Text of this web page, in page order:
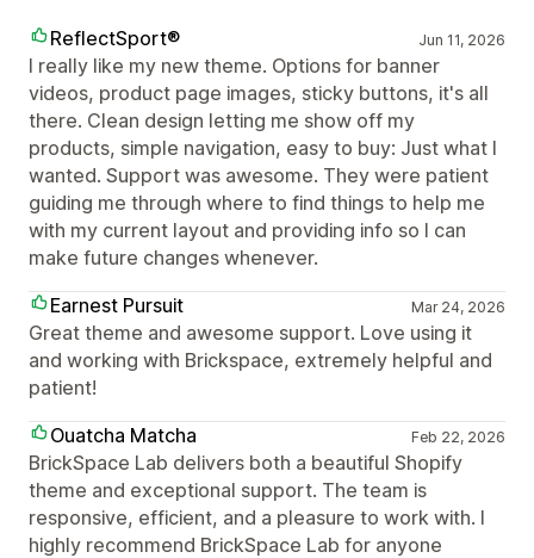
ReflectSport® Jun 11, 2026
I really like my new theme. Options for banner
videos, product page images, sticky buttons, it's all
there. Clean design letting me show off my
products, simple navigation, easy to buy: Just what I
wanted. Support was awesome. They were patient
guiding me through where to find things to help me
with my current layout and providing info so I can
make future changes whenever.
Earnest Pursuit
Mar 24, 2026
Great theme and awesome support. Love using it
and working with Brickspace, extremely helpful and
patient!
Ouatcha Matcha
Feb 22, 2026
BrickSpace Lab delivers both a beautiful Shopify
theme and exceptional support. The team is
responsive, efficient, and a pleasure to work with. I
highly recommend BrickSpace Lab for anyone